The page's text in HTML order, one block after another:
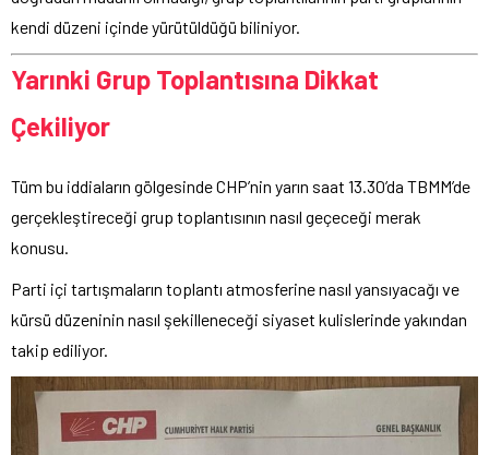
kendi düzeni içinde yürütüldüğü biliniyor.
Yarınki Grup Toplantısına Dikkat
Çekiliyor
Tüm bu iddiaların gölgesinde CHP’nin yarın saat 13.30’da TBMM’de
gerçekleştireceği grup toplantısının nasıl geçeceği merak
konusu.
Parti içi tartışmaların toplantı atmosferine nasıl yansıyacağı ve
kürsü düzeninin nasıl şekilleneceği siyaset kulislerinde yakından
takip ediliyor.